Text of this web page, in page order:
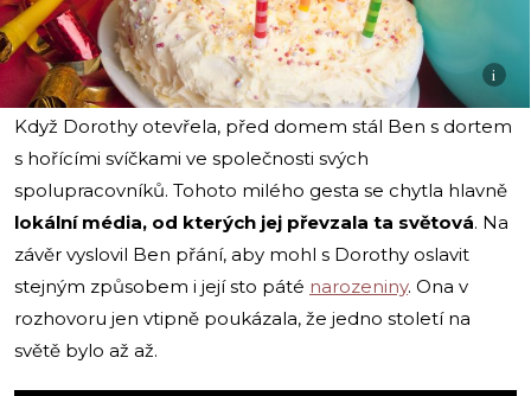
i
Když Dorothy otevřela, před domem stál Ben s dortem
s hořícími svíčkami ve společnosti svých
spolupracovníků. Tohoto milého gesta se chytla hlavně
lokální média, od kterých jej převzala ta světová. Na
závěr vyslovil Ben přání, aby mohl s Dorothy oslavit
stejným způsobem i její sto páté narozeniny. Ona v
rozhovoru jen vtipně poukázala, že jedno století na
světě bylo až až.